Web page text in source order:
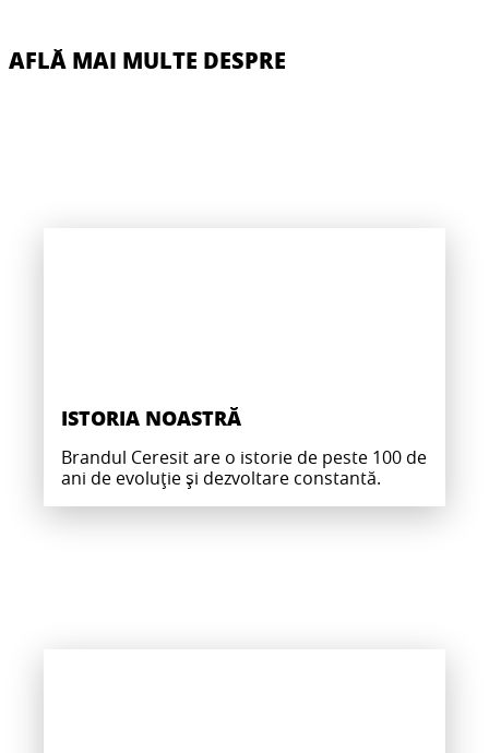
AFLĂ MAI MULTE DESPRE
ISTORIA NOASTRĂ
Brandul Ceresit are o istorie de peste 100 de
ani de evoluție și dezvoltare constantă.